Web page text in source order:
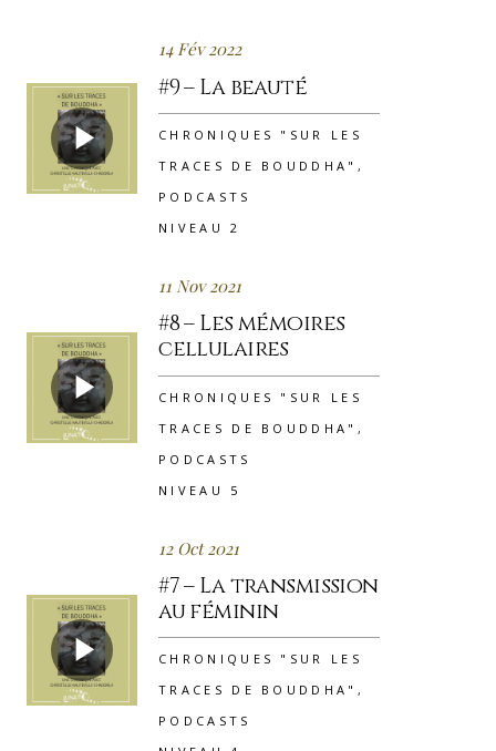
14 Fév 2022
#9 – La beauté
CHRONIQUES "SUR LES
TRACES DE BOUDDHA" ,
PODCASTS
NIVEAU 2
11 Nov 2021
#8 – Les mémoires
cellulaires
CHRONIQUES "SUR LES
TRACES DE BOUDDHA" ,
PODCASTS
NIVEAU 5
12 Oct 2021
#7 – La transmission
au féminin
CHRONIQUES "SUR LES
TRACES DE BOUDDHA" ,
PODCASTS